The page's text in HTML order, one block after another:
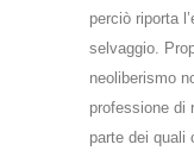
perciò riporta
selvaggio.
neoliberismo
professione di
parte dei quali